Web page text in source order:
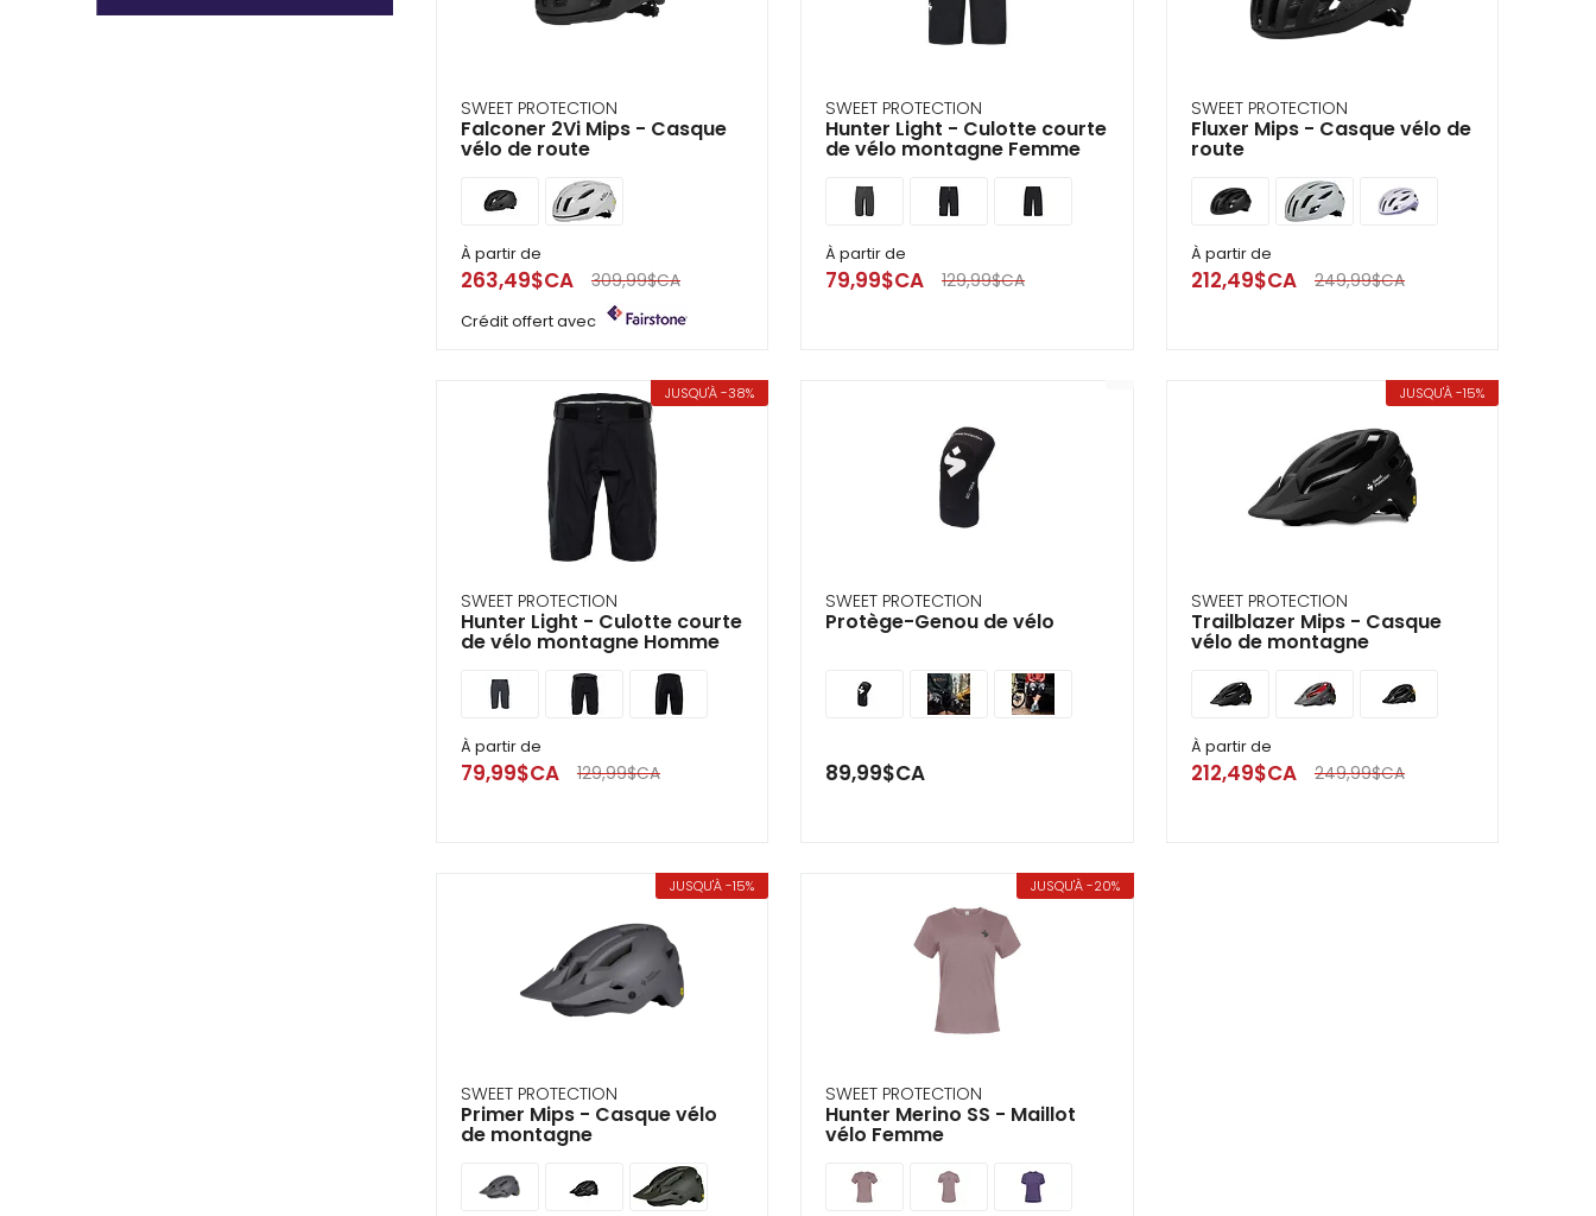
SWEET PROTECTION
Falconer 2Vi Mips - Casque
vélo de route
À partir de
263,49$CA 309,99$CA
Crédit offert avec
SWEET PROTECTION
Hunter Light - Culotte courte
de vélo montagne Femme
À partir de
79,99$CA 129,99$CA
SWEET PROTECTION
Fluxer Mips - Casque vélo de
route
À partir de
212,49$CA 249,99$CA
JUSQU'À -38%
SWEET PROTECTION
Hunter Light - Culotte courte
de vélo montagne Homme
À partir de
79,99$CA 129,99$CA
SWEET PROTECTION
Protège-Genou de vélo
89,99$CA
JUSQU'À -15%
SWEET PROTECTION
Trailblazer Mips - Casque
vélo de montagne
À partir de
212,49$CA 249,99$CA
JUSQU'À -15%
SWEET PROTECTION
Primer Mips - Casque vélo
de montagne
JUSQU'À -20%
SWEET PROTECTION
Hunter Merino SS - Maillot
vélo Femme